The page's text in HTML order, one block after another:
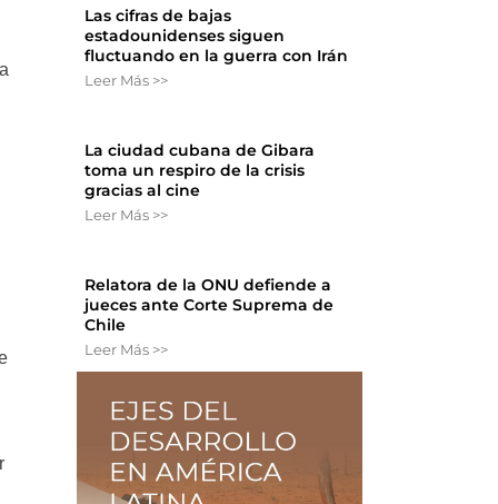
Las cifras de bajas
estadounidenses siguen
fluctuando en la guerra con Irán
Leer Más >>
La ciudad cubana de Gibara
toma un respiro de la crisis
gracias al cine
Leer Más >>
Relatora de la ONU defiende a
jueces ante Corte Suprema de
Chile
Leer Más >>